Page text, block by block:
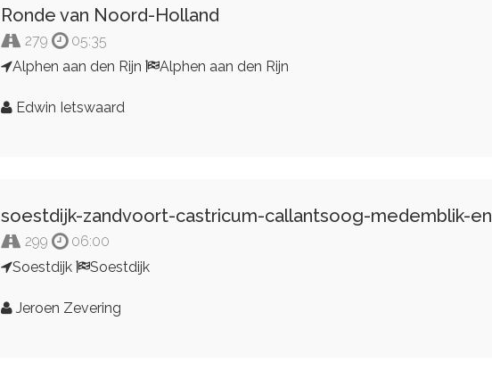
Ronde van Noord-Holland
279
05:35
Alphen aan den Rijn
Alphen aan den Rijn
Edwin Ietswaard
soestdijk-zandvoort-castricum-callantsoog-medemblik-
299
06:00
Soestdijk
Soestdijk
Jeroen Zevering